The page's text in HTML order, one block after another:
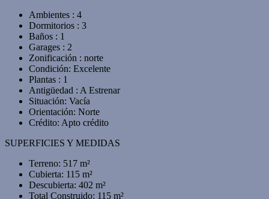
Ambientes : 4
Dormitorios : 3
Baños : 1
Garages : 2
Zonificación : norte
Condición: Excelente
Plantas : 1
Antigüedad : A Estrenar
Situación: Vacía
Orientación: Norte
Crédito: Apto crédito
SUPERFICIES Y MEDIDAS
Terreno: 517 m²
Cubierta: 115 m²
Descubierta: 402 m²
Total Construido: 115 m²